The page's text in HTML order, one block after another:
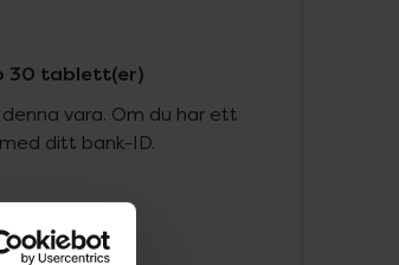
30 tablett(er)
vara. Om du har ett
ditt bank-ID.